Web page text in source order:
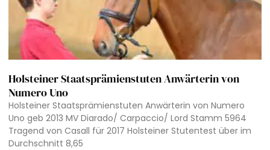
Holsteiner Staatsprämienstuten Anwärterin von
Numero Uno
Holsteiner Staatsprämienstuten Anwärterin von Numero
Uno geb 2013 MV Diarado/ Carpaccio/ Lord Stamm 5964
Tragend von Casall für 2017 Holsteiner Stutentest über im
Durchschnitt 8,65